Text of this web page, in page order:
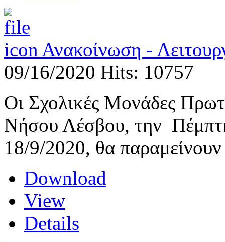
Ανακοίνωση -
09/16/2020 Hits: 10757
Οι Σχολικές Μονάδες
Νήσου Λέσβου, την
18/9/2020, θα παραμείνουν
Download
View
Details